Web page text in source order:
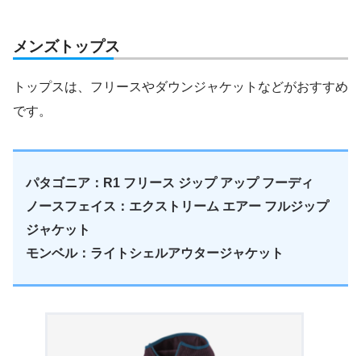
メンズトップス
トップスは、フリースやダウンジャケットなどがおすすめ
です。
パタゴニア：R1 フリース ジップ アップ フーディ
ノースフェイス：エクストリーム エアー フルジップ
ジャケット
モンベル：ライトシェルアウタージャケット